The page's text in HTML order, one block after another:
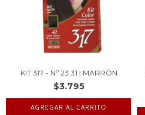
KIT 317 - Nº 23.31 | MARRÓN
$3.795